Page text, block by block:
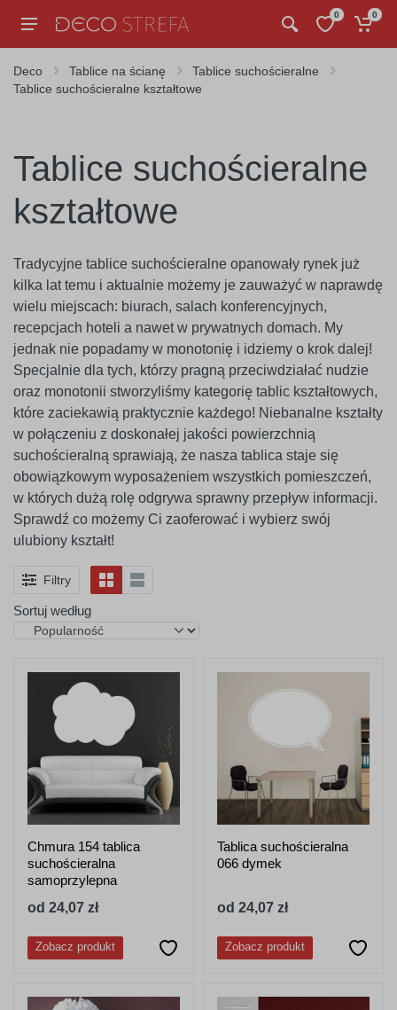
0 0
Deco Tablice na ścianę
Tablice suchościeralne
Tablice suchościeralne kształtowe
Tablice suchościeralne
kształtowe
Tradycyjne tablice suchościeralne opanowały rynek już
kilka lat temu i aktualnie możemy je zauważyć w naprawdę
wielu miejscach: biurach, salach konferencyjnych,
recepcjach hoteli a nawet w prywatnych domach. My
jednak nie popadamy w monotonię i idziemy o krok dalej!
Specjalnie dla tych, którzy pragną przeciwdziałać nudzie
oraz monotonii stworzyliśmy kategorię tablic kształtowych,
które zaciekawią praktycznie każdego! Niebanalne kształty
w połączeniu z doskonałej jakości powierzchnią
suchościeralną sprawiają, że nasza tablica staje się
obowiązkowym wyposażeniem wszystkich pomieszczeń,
w których dużą rolę odgrywa sprawny przepływ informacji.
Sprawdź co możemy Ci zaoferować i wybierz swój
ulubiony kształt!
Filtry
Sortuj według
Chmura 154 tablica
suchościeralna
samoprzylepna
od 24,07 zł
Zobacz produkt
Tablica suchościeralna
066 dymek
od 24,07 zł
Zobacz produkt